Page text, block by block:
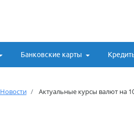
Банковские карты
Новости Актуальные курсы валют на